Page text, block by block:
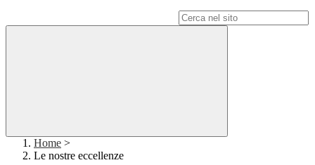
Home >
Le nostre eccellenze